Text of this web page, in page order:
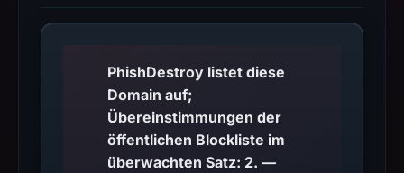
PhishDestroy listet diese
Domain auf;
Übereinstimmungen der
öffentlichen Blockliste im
überwachten Satz: 2. —